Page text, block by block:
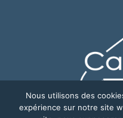
ENTREPRISE
Nous utilisons des
expérience sur notre site